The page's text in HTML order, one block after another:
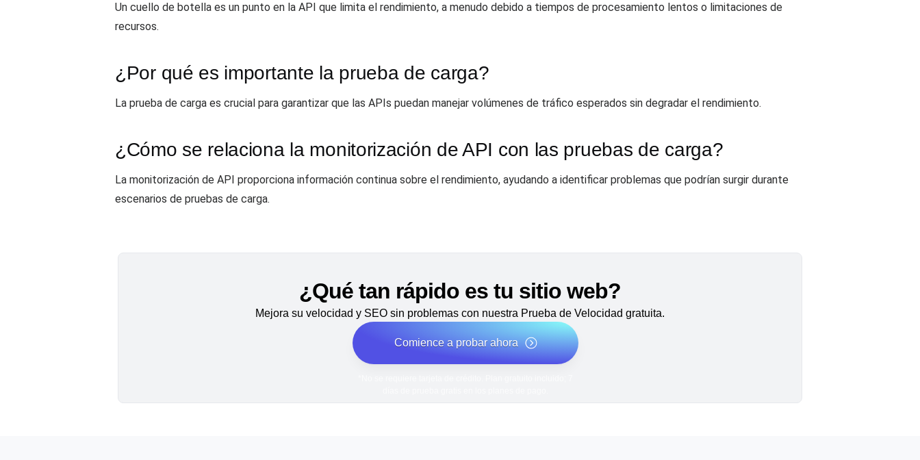
Un cuello de botella es un punto en la API que limita el rendimiento, a menudo debido a tiempos de procesamiento lentos o limitaciones de
recursos.
¿Por qué es importante la prueba de carga?
La prueba de carga es crucial para garantizar que las APIs puedan manejar volúmenes de tráfico esperados sin degradar el rendimiento.
¿Cómo se relaciona la monitorización de API con las pruebas de carga?
La monitorización de API proporciona información continua sobre el rendimiento, ayudando a identificar problemas que podrían surgir durante
escenarios de pruebas de carga.
¿Qué tan rápido es tu sitio web?
Mejora su velocidad y SEO sin problemas con nuestra Prueba de Velocidad gratuita.
Comience a probar ahora